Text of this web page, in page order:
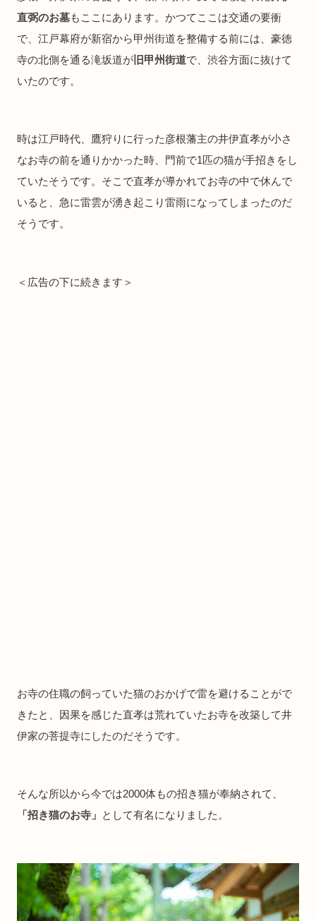
直弼のお墓もここにあります。かつてここは交通の要衝
で、江戸幕府が新宿から甲州街道を整備する前には、豪徳
寺の北側を通る滝坂道が 旧甲州街道で、渋谷方面に抜けて
いたのです。
時は江戸時代、鷹狩りに行った彦根藩主の井伊直孝が小さ
なお寺の前を通りかかった時、門前で1匹の猫が手招きをし
ていたそうです。そこで直孝が導かれてお寺の中で休んで
いると、急に雷雲が湧き起こり雷雨になってしまったのだ
そうです。
＜広告の下に続きます＞
お寺の住職の飼っていた猫のおかげで雷を避けることがで
きたと、因果を感じた直孝は荒れていたお寺を改築して井
伊家の菩提寺にしたのだそうです。
そんな所以から今では2000体もの招き猫が奉納されて、
「招き猫のお寺」 として有名になりました。